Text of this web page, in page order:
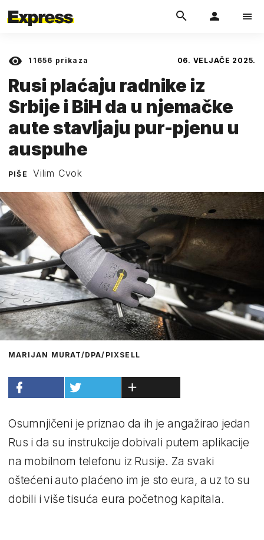
11656 prikaza 06. VELJAČE 2025.
Rusi plaćaju radnike iz
Srbije i BiH da u njemačke
aute stavljaju pur-pjenu u
auspuhe
PIŠE Vilim Cvok
MARIJAN MURAT/DPA/PIXSELL
Osumnjičeni je priznao da ih je angažirao jedan
Rus i da su instrukcije dobivali putem aplikacije
na mobilnom telefonu iz Rusije. Za svaki
oštećeni auto plaćeno im je sto eura, a uz to su
dobili i više tisuća eura početnog kapitala.